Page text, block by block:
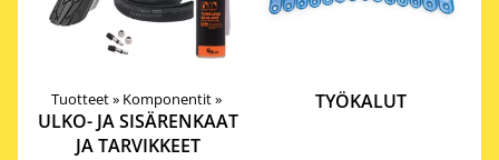
Tuotteet‪» Komponentit‪»
ULKO- JA SISÄRENKAAT
JA TARVIKKEET
TYÖKALUT